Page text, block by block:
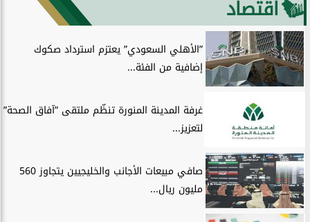
اقتصاد
”الأهلي السعودي” يعتزم استرداد صكوك
إضافية من الفئة...
غرفة المدينة المنورة تنظّم ملتقى ”آفاق الصحة”
لتعزيز...
صافي مبيعات الأجانب والخليجيين يتجاوز 560
مليون ريال...